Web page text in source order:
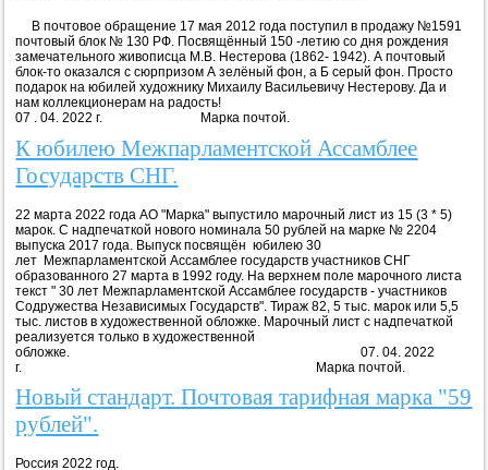
В почтовое обращение 17 мая 2012 года поступил в продажу №1591
почтовый блок № 130 РФ. Посвящённый 150 -летию со дня рождения
замечательного живописца М.В. Нестерова (1862- 1942). А почтовый
блок-то оказался с сюрпризом А зелёный фон, а Б серый фон. Просто
подарок на юбилей художнику Михаилу Васильевичу Нестерову. Да и
нам коллекционерам на радость!
07 . 04. 2022 г. Марка почтой.
К юбилею Межпарламентской Ассамблее
Государств СНГ.
22 марта 2022 года АО "Марка" выпустило марочный лист из 15 (3 * 5)
марок. С надпечаткой нового номинала 50 рублей на марке № 2204
выпуска 2017 года. Выпуск посвящён юбилею 30
лет Межпарламентской Ассамблее государств участников СНГ
образованного 27 марта в 1992 году. На верхнем поле марочного листа
текст " 30 лет Межпарламентской Ассамблее государств - участников
Содружества Независимых Государств". Тираж 82, 5 тыс. марок или 5,5
тыс. листов в художественной обложке. Марочный лист с надпечаткой
реализуется только в художественной
обложке. 07. 04. 2022
г. Марка почтой.
Новый стандарт. Почтовая тарифная марка "59
рублей".
Россия 2022 год.